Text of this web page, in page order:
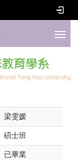
梁雯媛
碩士班
已畢業